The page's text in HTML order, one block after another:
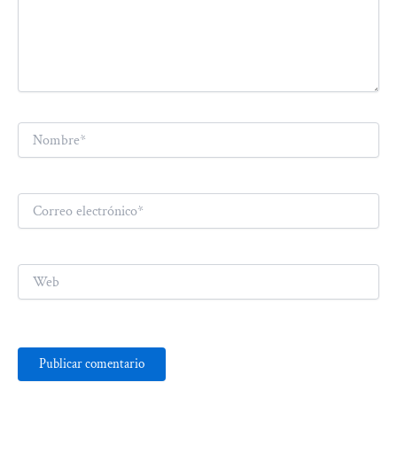
electrónico*
Web